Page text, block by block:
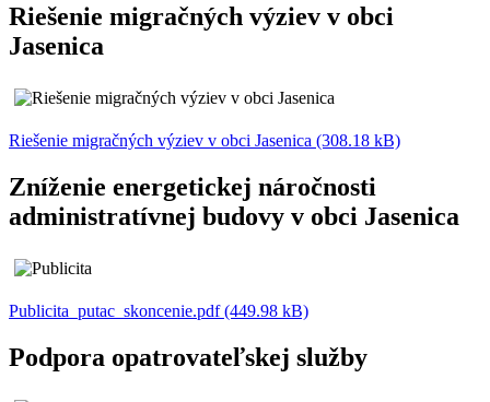
Riešenie migračných výziev v obci
Jasenica
Riešenie migračných výziev v obci Jasenica (308.18 kB)
Zníženie energetickej náročnosti
administratívnej budovy v obci Jasenica
Publicita_putac_skoncenie.pdf (449.98 kB)
Podpora opatrovateľskej služby